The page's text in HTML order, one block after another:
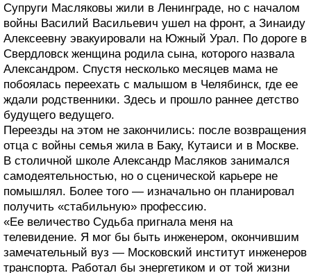
Супруги Масляковы жили в Ленинграде, но с началом
войны Василий Васильевич ушел на фронт, а Зинаиду
Алексеевну эвакуировали на Южный Урал. По дороге в
Свердловск женщина родила сына, которого назвала
Александром. Спустя несколько месяцев мама не
побоялась переехать с малышом в Челябинск, где ее
ждали родственники. Здесь и прошло раннее детство
будущего ведущего.
Переезды на этом не закончились: после возвращения
отца с войны семья жила в Баку, Кутаиси и в Москве.
В столичной школе Александр Масляков занимался
самодеятельностью, но о сценической карьере не
помышлял. Более того — изначально он планировал
получить «стабильную» профессию.
«Ее величество Судьба пригнала меня на
телевидение. Я мог бы быть инженером, окончившим
замечательный вуз — Московский институт инженеров
транспорта. Работал бы энергетиком и от той жизни